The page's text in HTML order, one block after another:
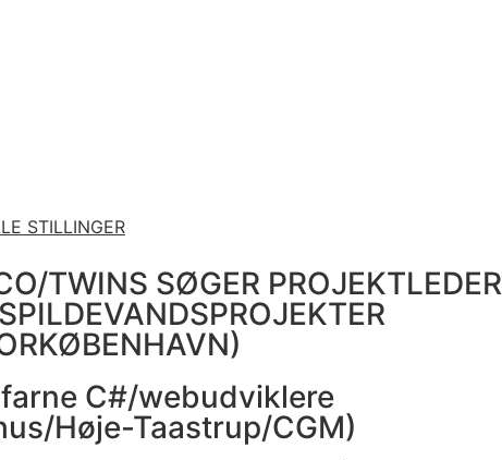
STILLINGER
TWINS SØGER PROJEKTLEDER
C#/webudviklere
Høje-Taastrup/CGM)